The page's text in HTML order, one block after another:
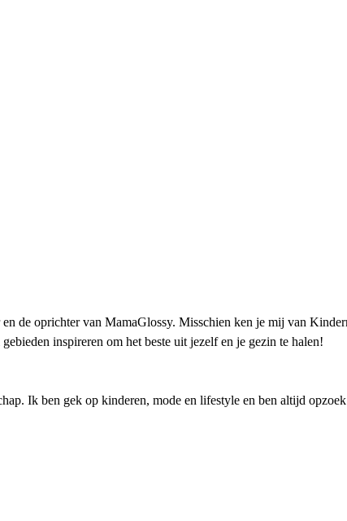
de oprichter van MamaGlossy. Misschien ken je mij van
inspireren om het beste uit jezelf en je gezin te halen!
Ik ben gek op kinderen, mode en lifestyle en ben altijd